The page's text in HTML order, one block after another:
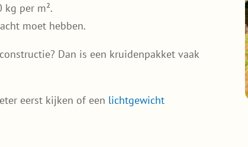
per m².
moet hebben.
Dan is een kruidenpakket vaak
eerst kijken of een lichtgewicht